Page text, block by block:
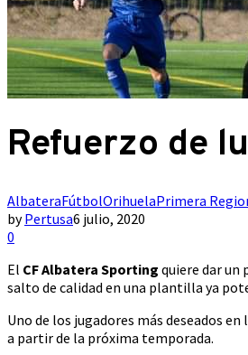
Refuerzo de
AlbateraFútbolOrihuelaPrimera
byPertusa6 julio, 2020
0
El CF Albatera Sporting quiere dar un
salto de calidad en una plantilla ya
Uno de los jugadores más deseados en
a partir de la próxima temporada.